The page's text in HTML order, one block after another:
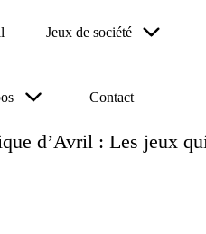
Jeux de société
Contact
d’Avril : Les jeux